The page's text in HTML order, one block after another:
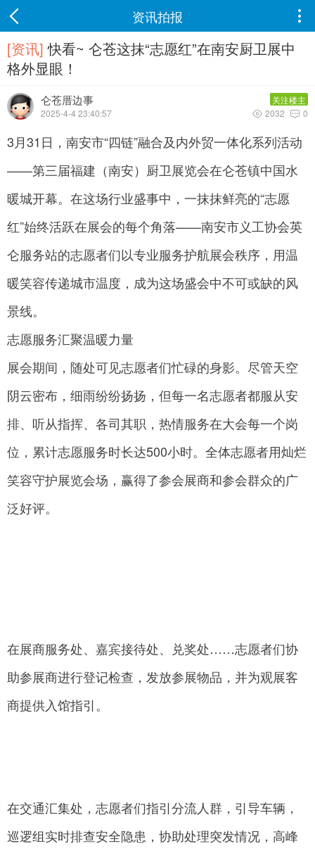
资讯拍报 
[资讯] 快看~ 仑苍这抹“志愿红”在南安厨卫展中
格外显眼！
仑苍厝边事
关注楼主
2025-4-4 23:40:57
 0
 2032
3月31日，南安市“四链”融合及内外贸一体化系列活动
——第三届福建（南安）厨卫展览会在仑苍镇中国水
暖城开幕。在这场行业盛事中，一抹抹鲜亮的“志愿
红”始终活跃在展会的每个角落——南安市义工协会英
仑服务站的志愿者们以专业服务护航展会秩序，用温
暖笑容传递城市温度，成为这场盛会中不可或缺的风
景线。
志愿服务汇聚温暖力量
展会期间，随处可见志愿者们忙碌的身影。尽管天空
阴云密布，细雨纷纷扬扬，但每一名志愿者都服从安
排、听从指挥、各司其职，热情服务在大会每一个岗
位，累计志愿服务时长达500小时。全体志愿者用灿烂
笑容守护展览会场，赢得了参会展商和参会群众的广
泛好评。
在展商服务处、嘉宾接待处、兑奖处……志愿者们协
助参展商进行登记检查，发放参展物品，并为观展客
商提供入馆指引。
在交通汇集处，志愿者们指引分流人群，引导车辆，
巡逻组实时排查安全隐患，协助处理突发情况，高峰